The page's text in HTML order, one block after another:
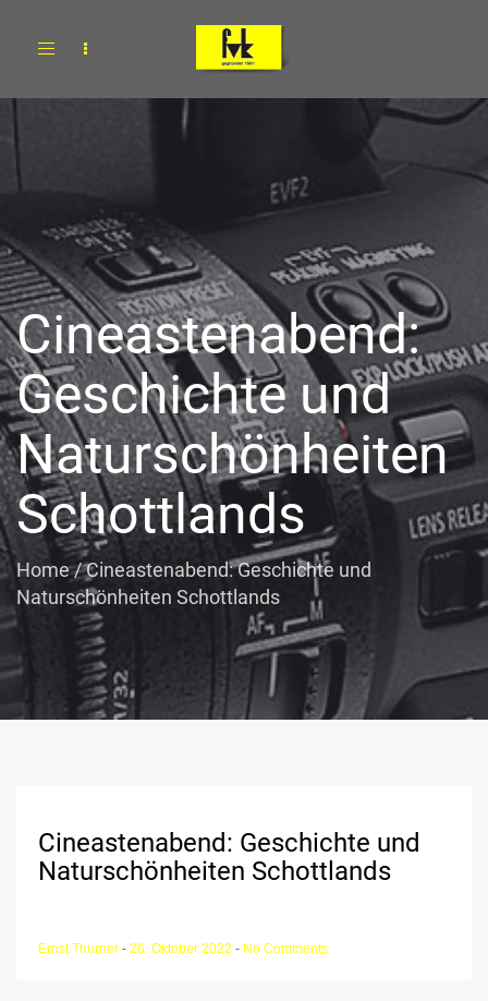
Toggle
Cineastenabend:
Geschichte und
Naturschönheiten
Schottlands
Home/Cineastenabend: Geschichte und
Naturschönheiten Schottlands
Cineastenabend: Geschichte und
Naturschönheiten Schottlands
Ernst Thurner - 26. Oktober 2022 - No Comments